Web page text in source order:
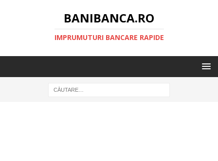
BANIBANCA.RO
IMPRUMUTURI BANCARE RAPIDE